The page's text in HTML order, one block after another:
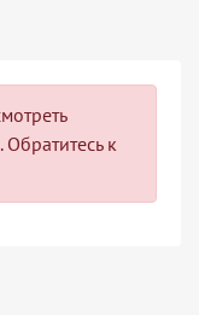
Обратитесь к